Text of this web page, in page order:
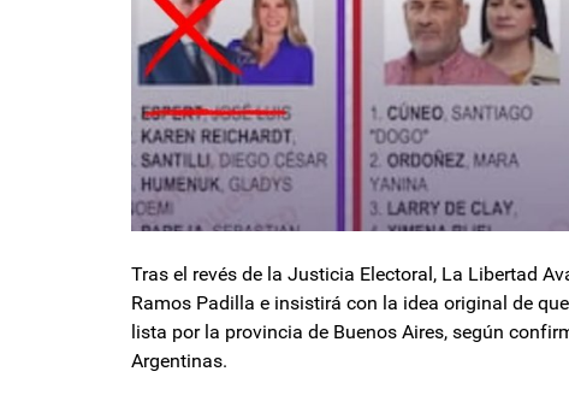
Tras el revés de la Justicia Electoral, La Libertad
Ramos Padilla e insistirá con la idea original de
lista por la provincia de Buenos Aires, según
Argentinas.